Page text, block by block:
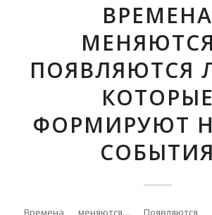
ВРЕМЕНА
ПОЯВЛЯЮТСЯ
КОТОРЫЕ
ФОРМИРУЮТ
СОБЫТИЯ
Времена меняются… Появляются